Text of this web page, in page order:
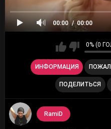
00:00 00:00
0% (0
ИНФОРМАЦИЯ
ПОДЕЛИТЬСЯ
RamiD